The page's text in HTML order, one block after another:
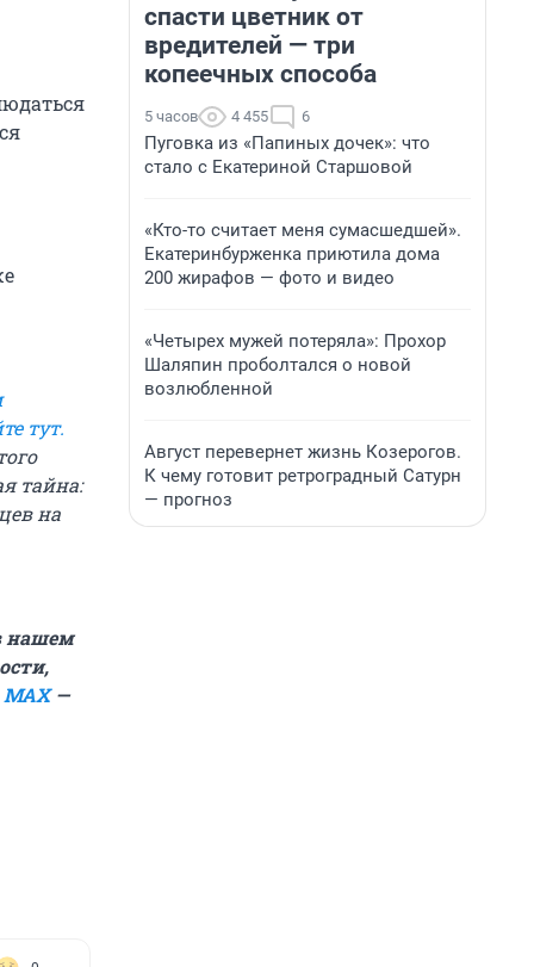
тут.
тайна:
на
нашем
MAX—
спасти цветник от
вредителей — три
копеечных способа
5 часов 4 455 6
Пуговка из «Папиных дочек»: что
стало с Екатериной Старшовой
«Кто-то считает меня сумасшедшей».
Екатеринбурженка приютила дома
200 жирафов — фото и видео
«Четырех мужей потеряла»: Прохор
Шаляпин проболтался о новой
возлюбленной
Август перевернет жизнь Козерогов.
К чему готовит ретроградный Сатурн
— прогноз